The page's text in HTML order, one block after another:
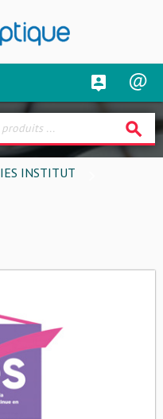
search
IES INSTITUT